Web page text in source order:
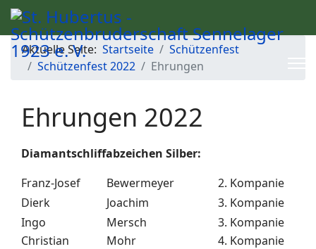
Aktuelle Seite: Startseite
Schützenfest
Schützenfest 2022
Ehrungen
Ehrungen 2022
Diamantschliffabzeichen Silber:
Franz-Josef
Bewermeyer
2. Kompanie
Dierk
Joachim
3. Kompanie
Ingo
Mersch
3. Kompanie
Christian
Mohr 4. Kompanie